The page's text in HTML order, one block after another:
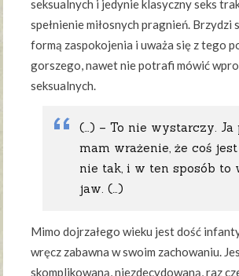
seksualnych i jedynie klasyczny seks
spełnienie miłosnych pragnień. Brzydzi
formą zaspokojenia i uważa się z tego
gorszego, nawet nie potrafi mówić
seksualnych.
(…) – To nie wystarczy. Ja
mam wrażenie, że coś
nie tak, i w ten sposób to
jaw. (…)
Mimo dojrzałego wieku jest dość
wręcz zabawna w swoim zachowaniu.
skomplikowaną, niezdecydowaną, raz